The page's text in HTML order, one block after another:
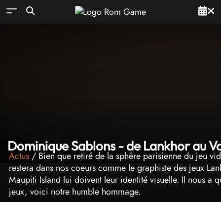
Dominique Sablons - de Lankhor au
Actus / Bien que retiré de la sphère parisienne du jeu
restera dans nos coeurs comme le graphiste des jeux
Maupiti Island lui doivent leur identité visuelle. Il nous a
jeux, voici notre humble hommage.